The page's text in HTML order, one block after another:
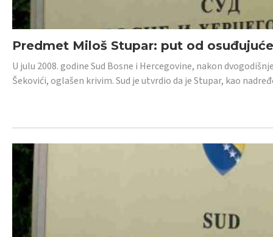
Predmet Miloš Stupar: put od
U julu 2008. godine Sud Bosne i Hercegovine, nakon
Šekovići, oglašen krivim. Sud je utvrdio da je Stupar, kao